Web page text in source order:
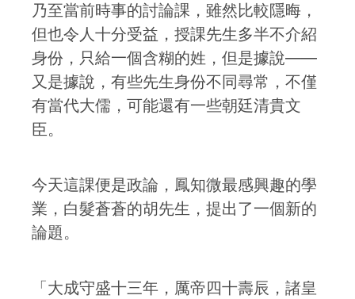
乃至當前時事的討論課，雖然比較隱晦，
但也令人十分受益，授課先生多半不介紹
身份，只給一個含糊的姓，但是據說——
又是據說，有些先生身份不同尋常，不僅
有當代大儒，可能還有一些朝廷清貴文
臣。
今天這課便是政論，鳳知微最感興趣的學
業，白髮蒼蒼的胡先生，提出了一個新的
論題。
「大成守盛十三年，厲帝四十壽辰，諸皇